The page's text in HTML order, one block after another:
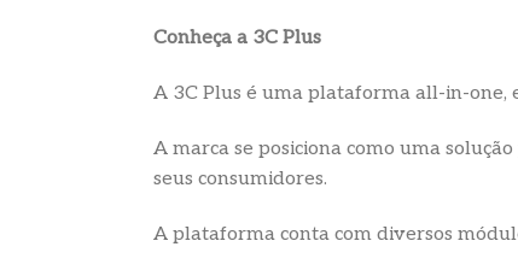
Conheça a 3C Plus
A 3C Plus é uma plataforma all-in-one,
A marca se posiciona como uma
seus consumidores.
A plataforma conta com diversos